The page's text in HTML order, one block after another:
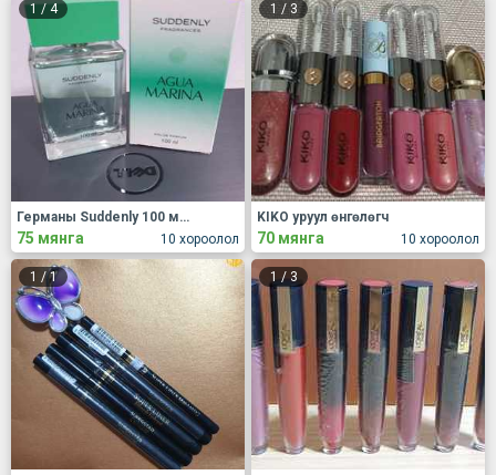
1/ 4
10 хороолол
Германы Suddenly 100 мл эмэгтэй Parfum үнэртэй ус
75 мянга
1 /3
10 хороолол
KIKO уруул өнгөлөгч
70 мянга
1 /1 1/3